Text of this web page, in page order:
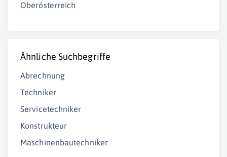
Oberösterreich
Ähnliche Suchbegriffe
Abrechnung
Techniker
Servicetechniker
Konstrukteur
Maschinenbautechniker